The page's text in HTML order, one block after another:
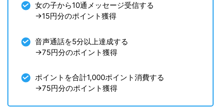
女の子から10通メッセージ受信する
→15円分のポイント獲得
音声通話を5分以上達成する
→75円分のポイント獲得
ポイントを合計1,000ポイント消費する
→75円分のポイント獲得